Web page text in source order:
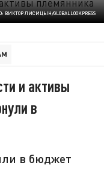
ВИКТОР ЛИСИЦЫН/GLOBALLOOKPRESS
и активы
в
в бюджет